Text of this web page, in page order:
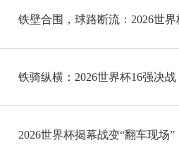
铁壁合围，球路断流：2026世
铁骑纵横：2026世界杯16强决战
2026世界杯揭幕战变“翻车现场